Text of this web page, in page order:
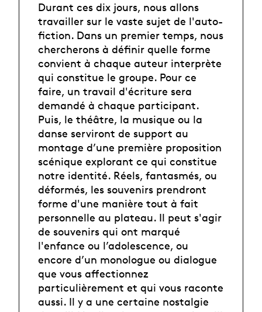
Durant ces dix jours, nous allons
travailler sur le vaste sujet de l'auto-
fiction. Dans un premier temps, nous
chercherons à définir quelle forme
convient à chaque auteur interprète
qui constitue le groupe. Pour ce
faire, un travail d'écriture sera
demandé à chaque participant.
Puis, le théâtre, la musique ou la
danse serviront de support au
montage d’une première proposition
scénique explorant ce qui constitue
notre identité. Réels, fantasmés, ou
déformés, les souvenirs prendront
forme d'une manière tout à fait
personnelle au plateau. Il peut s'agir
de souvenirs qui ont marqué
l'enfance ou l’adolescence, ou
encore d’un monologue ou dialogue
que vous affectionnez
particulièrement et qui vous raconte
aussi. Il y a une certaine nostalgie